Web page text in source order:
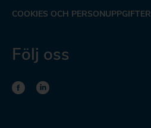
COOKIES OCH PERSONUPPGIFTER
Följ oss